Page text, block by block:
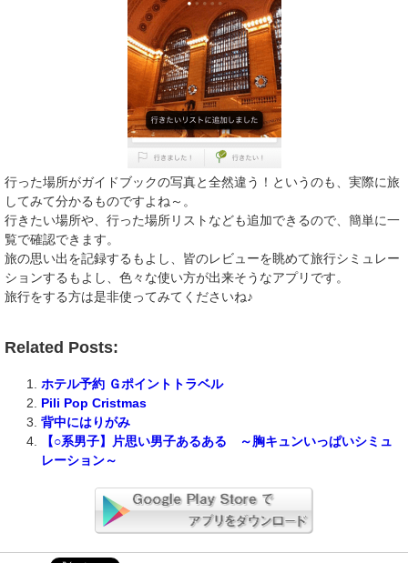
行った場所がガイドブックの写真と全然違う！というのも、実際に旅
してみて分かるものですよね～。
行きたい場所や、行った場所リストなども追加できるので、簡単に一
覧で確認できます。
旅の思い出を記録するもよし、皆のレビューを眺めて旅行シミュレー
ションするもよし、色々な使い方が出来そうなアプリです。
旅行をする方は是非使ってみてくださいね♪
Related Posts:
ホテル予約 Ｇポイントトラベル
Pili Pop Cristmas
背中にはりがみ
【○系男子】片思い男子あるある ～胸キュンいっぱいシミュ
レーション～